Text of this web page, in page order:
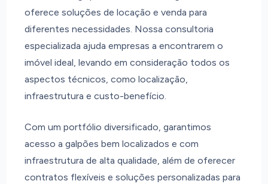
oferece soluções de locação e venda para
diferentes necessidades. Nossa consultoria
especializada ajuda empresas a encontrarem o
imóvel ideal, levando em consideração todos os
aspectos técnicos, como localização,
infraestrutura e custo-benefício.
Com um portfólio diversificado, garantimos
acesso a galpões bem localizados e com
infraestrutura de alta qualidade, além de oferecer
contratos flexíveis e soluções personalizadas para